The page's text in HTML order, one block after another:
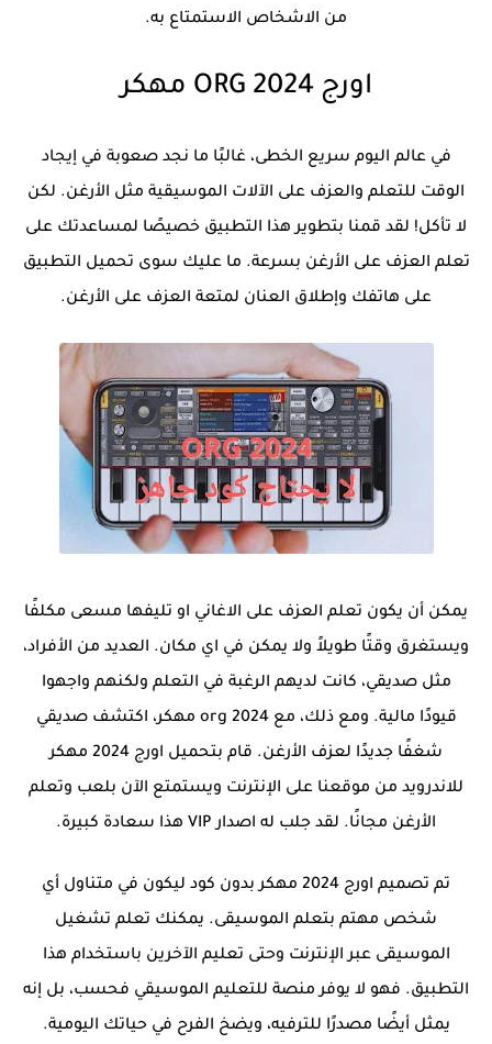
من الاشخاص الاستمتاع به.
اورج 2024 ORG مهكر
في عالم اليوم سريع الخطى، غالبًا ما نجد صعوبة في إيجاد
الوقت للتعلم والعزف على الآلات الموسيقية مثل الأرغن. لكن
لا تأكل! لقد قمنا بتطوير هذا التطبيق خصيصًا لمساعدتك على
تعلم العزف على الأرغن بسرعة. ما عليك سوى تحميل التطبيق
على هاتفك وإطلاق العنان لمتعة العزف على الأرغن.
يمكن أن يكون تعلم العزف على الاغاني او تليفها مسعى مكلفًا
ويستغرق وقتًا طويلاً ولا يمكن في اي مكان. العديد من الأفراد،
مثل صديقي، كانت لديهم الرغبة في التعلم ولكنهم واجهوا
قيودًا مالية. ومع ذلك، مع org 2024 مهكر، اكتشف صديقي
شغفًا جديدًا لعزف الأرغن. قام بتحميل اورج 2024 مهكر
للاندرويد من موقعنا على الإنترنت ويستمتع الآن بلعب وتعلم
الأرغن مجانًا. لقد جلب له اصدار VIP هذا سعادة كبيرة.
تم تصميم اورج 2024 مهكر بدون كود ليكون في متناول أي
شخص مهتم بتعلم الموسيقى. يمكنك تعلم تشغيل
الموسيقى عبر الإنترنت وحتى تعليم الآخرين باستخدام هذا
التطبيق. فهو لا يوفر منصة للتعليم الموسيقي فحسب، بل إنه
يمثل أيضًا مصدرًا للترفيه، ويضخ الفرح في حياتك اليومية.